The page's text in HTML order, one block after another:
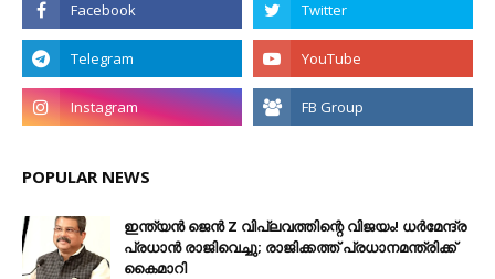
POPULAR NEWS
ഇന്ത്യൻ ജെൻ Z വിപ്ലവത്തിന്റെ വിജയം! ധർമേന്ദ്ര
പ്രധാൻ രാജിവെച്ചു; രാജിക്കത്ത് പ്രധാനമന്ത്രിക്ക്
കൈമാറി